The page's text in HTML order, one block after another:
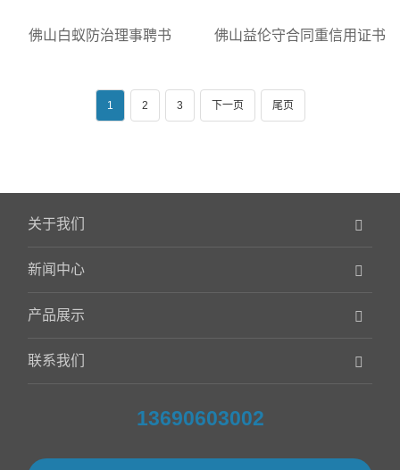
佛山白蚁防治理事聘书 佛山益伦守合同重信用证书
1 2 3 下一页 尾页
关于我们
新闻中心
产品展示
联系我们
13690603002